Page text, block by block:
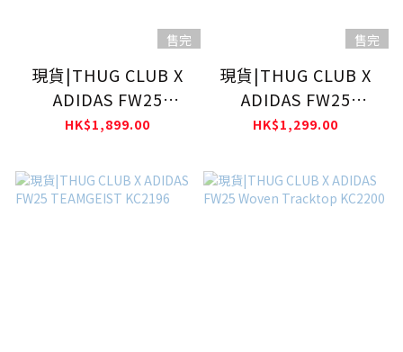
售完
現貨|THUG CLUB X
ADIDAS FW25
TEAMGEIST SWEAT
KC2216
HK$1,899.00
售完
現貨|THUG CLUB X
ADIDAS FW25
TEAMGEIST CREAM
HK$1,299.00